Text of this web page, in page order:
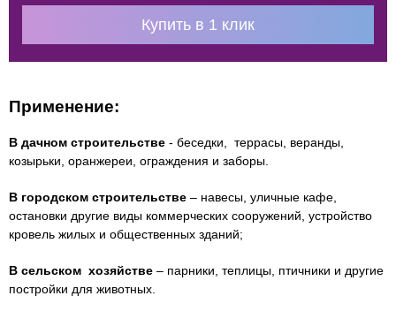
Купить в 1 клик
Применение:
В дачном строительстве - беседки, террасы, веранды,
козырьки, оранжереи, ограждения и заборы.
В городском строительстве – навесы, уличные кафе,
остановки другие виды коммерческих сооружений, устройство
кровель жилых и общественных зданий;
В сельском хозяйстве – парники, теплицы, птичники и другие
постройки для животных.